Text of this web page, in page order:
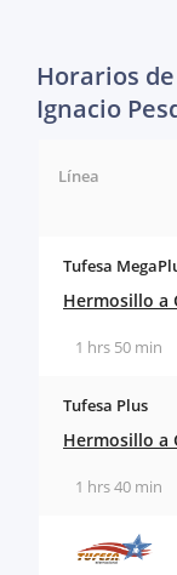
Horarios
Ignacio
Línea
Tufesa
Hermosillo a
1 hrs 50 min
Tufesa Plus
Hermosillo a
1 hrs 40 min